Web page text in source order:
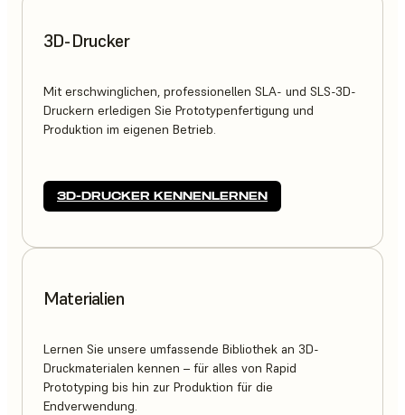
3D-Drucker
Mit erschwinglichen, professionellen SLA- und SLS-3D-
Druckern erledigen Sie Prototypenfertigung und
Produktion im eigenen Betrieb.
3D-DRUCKER KENNENLERNEN
Materialien
Lernen Sie unsere umfassende Bibliothek an 3D-
Druckmaterialen kennen – für alles von Rapid
Prototyping bis hin zur Produktion für die
Endverwendung.